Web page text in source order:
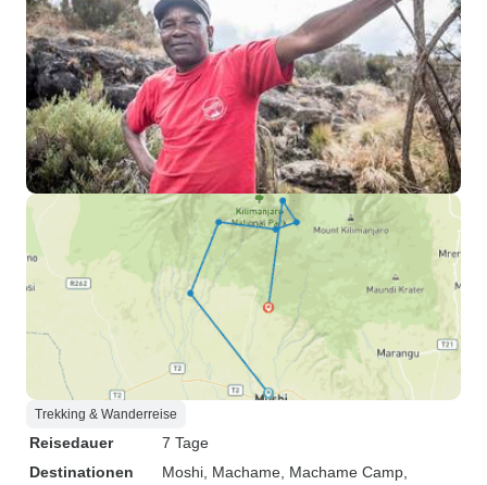
Trekking & Wanderreise
Reisedauer
7 Tage
Destinationen
Moshi , Machame , Machame Camp